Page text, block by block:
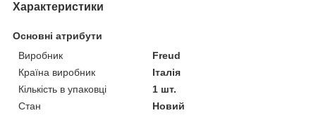
Характеристики
Основні атрибути
Виробник
Freud
Країна виробник
Італія
Кількість в упаковці
1 шт.
Стан
Новий